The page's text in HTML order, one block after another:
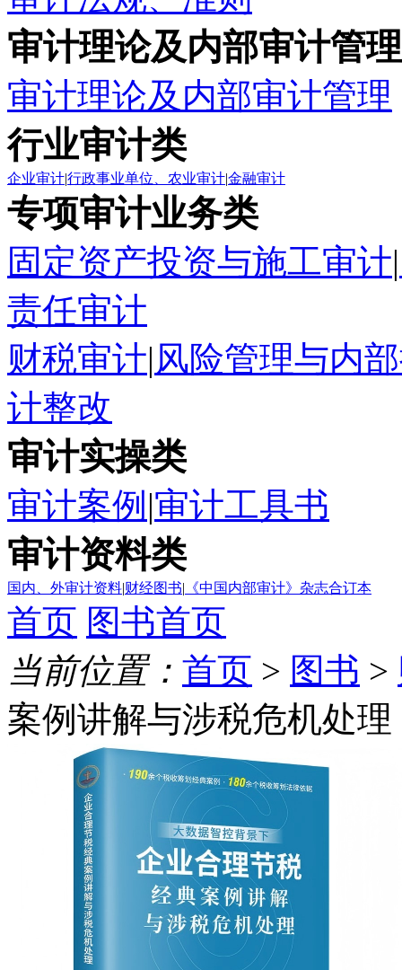
审计理论及内部审计管
审计理论及内部审计管理
行业审计类
企业审计|行政事业单位、农业审计|金融审计
专项审计业务类
固定资产投资与施工审计|
责任审计
财税审计|风险管理与内
计整改
审计实操类
审计案例 |审计工具书
审计资料类
国内、外审计资料|财经图书| 《中国内部审计》杂志合订本
首页 图书首页
当前位置： 首页 > 图书 >
案例讲解与涉税危机处理